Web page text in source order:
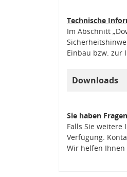
Technische
Im Abschnitt
Einbau bzw. zur
Downloads
Sie haben
Falls Sie
Verfügung.
Wir helfen